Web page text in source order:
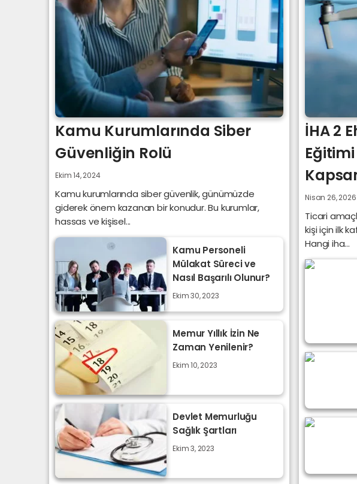
Kamu Kurumlarında Siber
Güvenliğin Rolü
Ekim 14, 2024
Kamu kurumlarında siber güvenlik, günümüzde
giderek önem kazanan bir konudur. Bu kurumlar,
hassas ve kişisel...
Kamu Personeli
Mülakat Süreci ve
Nasıl Başarılı Olunur?
Ekim 30, 2023
Memur Yıllık İzin Ne
Zaman Yenilenir?
Ekim 10, 2023
Devlet Memurluğu
Sağlık Şartları
Ekim 3, 2023
İHA 2
Nisan 26, 2026
Ticari
kişi için ilk
Hangi iha...